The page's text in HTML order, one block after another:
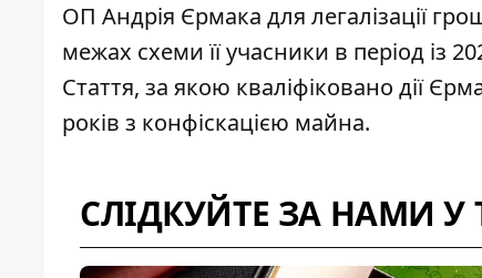
ОП Андрія Єрмака для легалізації
межах схеми її учасники в період із
Стаття, за якою кваліфіковано дії
років з конфіскацією майна.
СЛІДКУЙТЕ ЗА НАМИ У